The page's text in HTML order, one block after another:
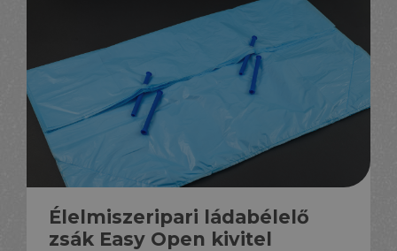
Élelmiszeripari ládabélelő
zsák Easy Open kivitel